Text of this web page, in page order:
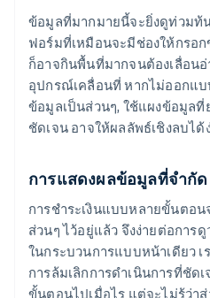
ข้อมูลที่มากมายนี้จะยิ่งดูท่วม
ฟอร์มที่เหมือนจะมีช่องให้กรอ
ก็อาจกินพื้นที่มากจนต้องเลื่อน
อุปกรณ์เคลื่อนที่ หากไม่ออกแ
ข้อมูลเป็นส่วนๆ, ใช้แผงข้อมูล
ชัดเจน อาจให้ผลลัพธ์เชิงลบได้
การแสดงผลข้อมูลที่จำกัด
การชำระเงินแบบหลายขั้นตอ
ส่วนๆ ไว้อยู่แล้ว จึงง่ายต่อการดู
ในกระบวนการแบบหน้าเดียว
การล้มเลิกการดำเนินการที่ชัด
ขั้นตอนไปเมื่อไร แต่จะไม่รู้ว่า